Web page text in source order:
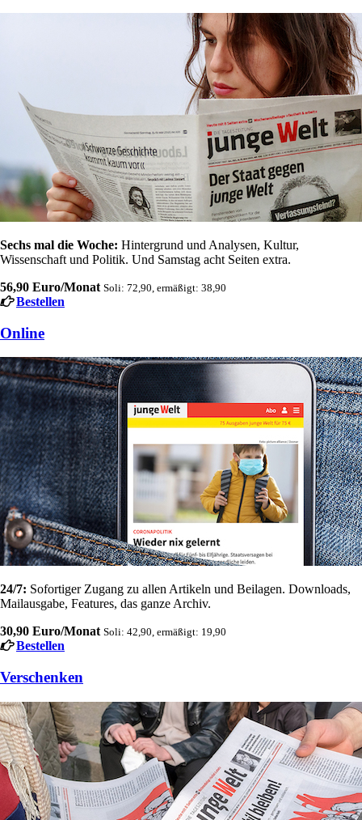
Sechs mal die Woche: Hintergrund und Analysen, Kultur,
Wissenschaft und Politik. Und Samstag acht Seiten extra.
56,90 Euro/Monat Soli: 72,90, ermäßigt: 38,90
Bestellen
Online
24/7: Sofortiger Zugang zu allen Artikeln und Beilagen. Downloads,
Mailausgabe, Features, das ganze Archiv.
30,90 Euro/Monat Soli: 42,90, ermäßigt: 19,90
Bestellen
Verschenken